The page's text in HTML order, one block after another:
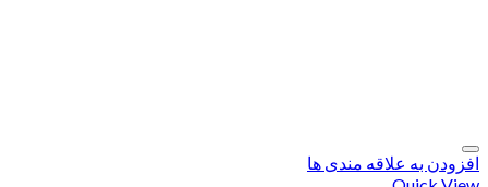
افزودن به علاقه مندی ها